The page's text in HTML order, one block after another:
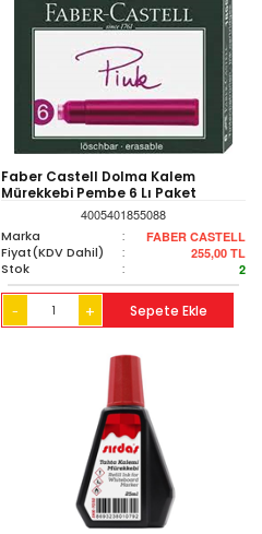
Faber Castell Dolma Kalem
Mürekkebi Pembe 6 Lı Paket
4005401855088
Marka
: FABER CASTELL
Fiyat(KDV Dahil) : 255,00 TL
Stok : 2
- + Sepete Ekle